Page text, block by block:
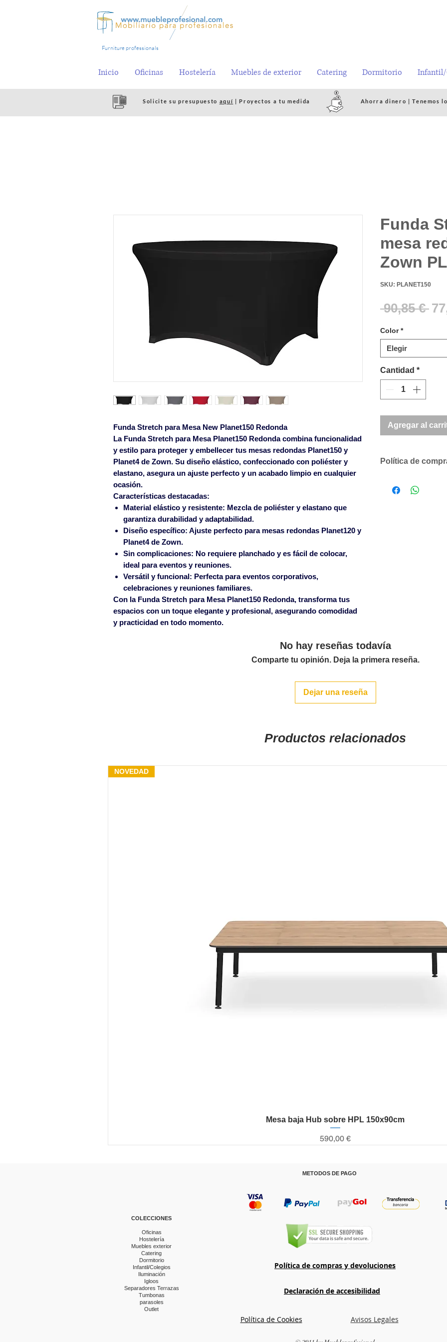
Furniture professionals
Inicio Oficinas Hostelería Muebles de exterior Catering Dormitorio Infantil/
Solicite su presupuesto aquí | Proyectos a tu medida Ahorra dinero | Tenemos
Funda Stretch para Mesa New Planet150 Redonda
La Funda Stretch para Mesa Planet150 Redondacombina funcionalidad
y estilo para proteger y embellecer tus mesas redondas Planet150 y
Planet4 de Zown. Su diseño elástico, confeccionado con poliéster y
elastano, asegura un ajuste perfecto y un acabado limpio en cualquier
ocasión.
Características destacadas:
Material elástico y resistente: Mezcla de poliéster y elastano que
garantiza durabilidad y adaptabilidad.
Diseño específico: Ajuste perfecto para mesas redondas Planet120 y
Planet4 de Zown.
Sin complicaciones: No requiere planchado y es fácil de colocar,
ideal para eventos y reuniones.
Versátil y funcional: Perfecta para eventos corporativos,
celebraciones y reuniones familiares.
Con la Funda Stretch para Mesa Planet150 Redonda, transforma tus
espacios con un toque elegante y profesional, asegurando comodidad
y practicidad en todo momento.
Funda
mesa
Zown
SKU: PLANET150
90,85 €
Color *
Elegir
Cantidad *
Agregar al
Política de
según volumen
solamente serán
albarán de
No hay reseñas todavía
Comparte tu opinión. Deja la primera reseña.
Dejar una reseña
Productos relacionados
Vista rápida
NOVEDAD
Mesa baja Hub sobre HPL 150x90cm
Precio
590,00 €
COLECCIONES
Oficinas
Hostelería
Muebles exterior
Catering
Dormitorio
Infantil/Colegios
Iluminación
Igloos
Separadores Terrazas
Tumbonas
parasoles
Outlet
METODOS DE PAGO
Política de compras y devoluciones
Declaración de accesibilidad
Política de Cookies Avisos Legales